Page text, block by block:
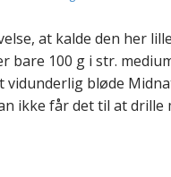
at kalde den her
bare 100 g i str.
vidunderlig bløde
ikke får det til at drille